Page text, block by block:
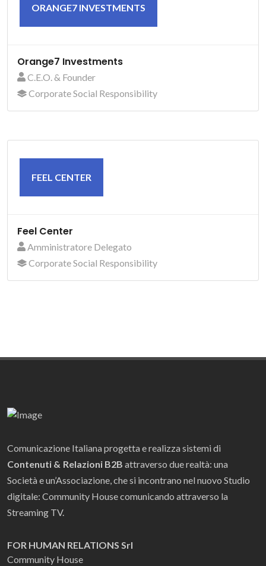
ORANGE7 INVESTMENTS
Orange7 Investments
C.E.O. & Founder
Corporate Social Responsibility
FEEL CENTER
Feel Center
Amministratore Delegato
Corporate Social Responsibility
Comunicazione Italiana progetta e realizza sistemi di
Contenuti & Relazioni B2B attraverso due realtà: una
Società e un’Associazione, che si incontrano nel nuovo Studio
digitale: Community House comunicando attraverso la
Streaming TV.
FOR HUMAN RELATIONS Srl
Community House